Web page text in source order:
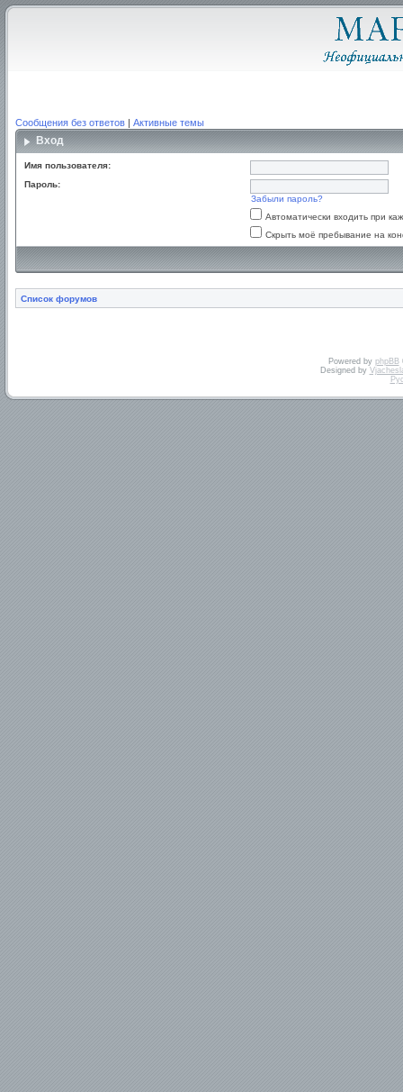
Сообщения без ответов | Активные темы
Вход
Имя пользователя:
Пароль:
Забыли пароль?
Автоматически входить при
Скрыть моё пребывание на
Список форумов
Powered by phpBB
Designed by